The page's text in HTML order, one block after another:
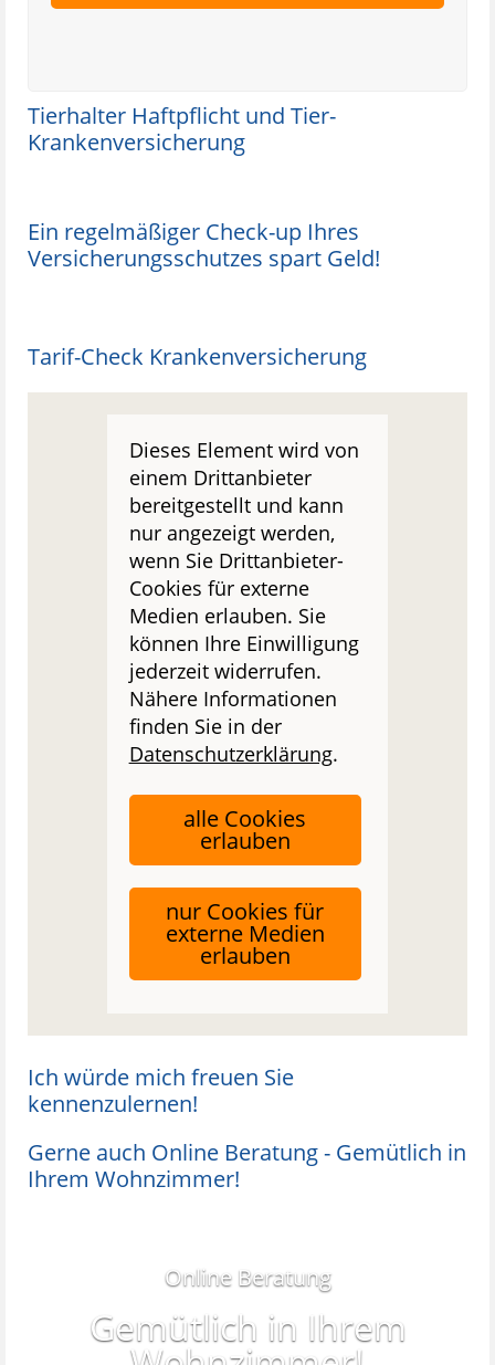
Tierhalter Haftpflicht und Tier-
Krankenversicherung
Ein regelmäßiger Check-up Ihres
Versicherungsschutzes spart Geld!
Tarif-Check Krankenversicherung
Dieses Element wird von
einem Drittanbieter
bereitgestellt und kann
nur angezeigt werden,
wenn Sie Drittanbieter-
Cookies für externe
Medien erlauben. Sie
können Ihre Einwilligung
jederzeit widerrufen.
Nähere Informationen
finden Sie in der
Datenschutzerklärung.
alle Cookies
erlauben
nur Cookies für
externe Medien
erlauben
Ich würde mich freuen Sie
kennenzulernen!
Gerne auch Online Beratung - Gemütlich in
Ihrem Wohnzimmer!
Online Beratung
Gemütlich in Ihrem